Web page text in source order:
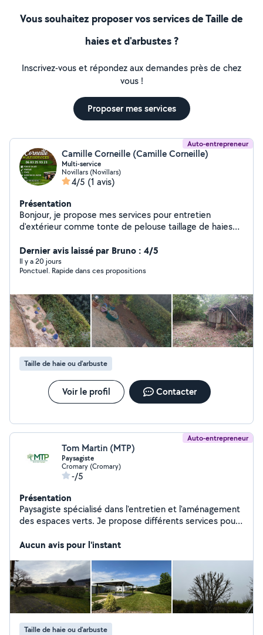
Vous souhaitez proposer vos services de Taille de
haies et d'arbustes ?
Inscrivez-vous et répondez aux demandes près de chez
vous !
Proposer mes services
Auto-entrepreneur
Camille Corneille (Camille Corneille)
Multi-service
Novillars (Novillars)
4/5 (1 avis)
Présentation
Bonjour, je propose mes services pour entretien
d'extérieur comme tonte de pelouse taillage de haies
extérieur pose de papier peint hésiter pas à me
contacter pour un devis cordialement
Dernier avis laissé par Bruno : 4/5
Il y a 20 jours
Ponctuel. Rapide dans ces propositions
Taille de haie ou d'arbuste
Voir le profil Contacter
Auto-entrepreneur
Tom Martin (MTP)
Paysagiste
Cromary (Cromary)
-/5
Présentation
Paysagiste spécialisé dans l'entretien et l'aménagement
des espaces verts. Je propose différents services pour
débroussaillage, élagage d'arbres, taille d'arbustes, taille
soigneux et à l'écoute, je m'adapte aux besoins de
chaque jardin afin de garantir un extérieur propre, sain
et agréable toute l'année.
Aucun avis pour l'instant
Taille de haie ou d'arbuste